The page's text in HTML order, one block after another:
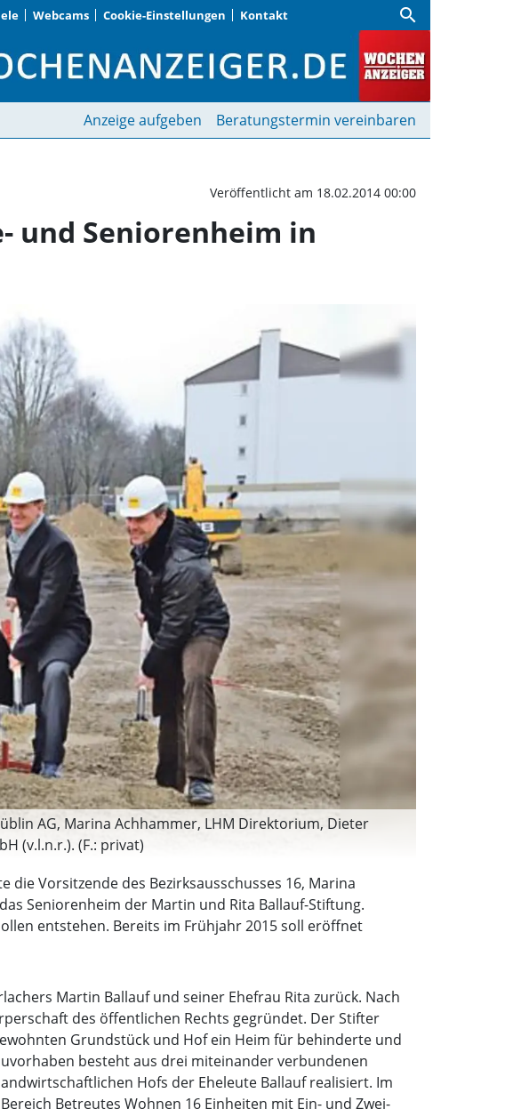
Webcams Cookie-Einstellungen Kontakt search
für neues Pflege-
Anzeige aufgeben Beratungstermin vereinbaren
Veröffentlicht am 18.02.2014 00:00
und Seniorenheim in
AG, Marina Achhammer, LHM Direktorium, Dieter
(v.l.n.r.). (F.: privat)
Vorsitzende des Bezirksausschusses 16, Marina
Seniorenheim der Martin und Rita Ballauf-Stiftung.
entstehen. Bereits im Frühjahr 2015 soll eröffnet
Martin Ballauf und seiner Ehefrau Rita zurück. Nach
des öffentlichen Rechts gegründet. Der Stifter
Grundstück und Hof ein Heim für behinderte und
besteht aus drei miteinander verbundenen
Hofs der Eheleute Ballauf realisiert. Im
Betreutes Wohnen 16 Einheiten mit Ein- und Zwei-